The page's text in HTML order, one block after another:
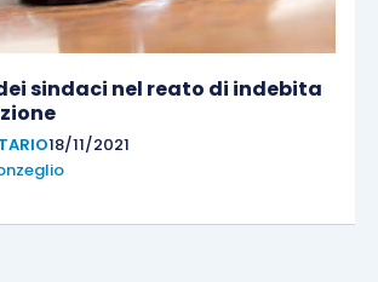
sindaci nel reato di indebita
18/11/2021